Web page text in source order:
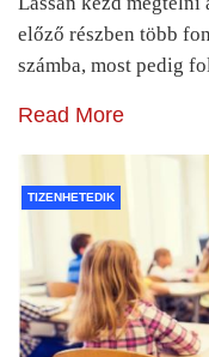
előző részben több
számba, most pedig
Read More
TIZENHETEDIK